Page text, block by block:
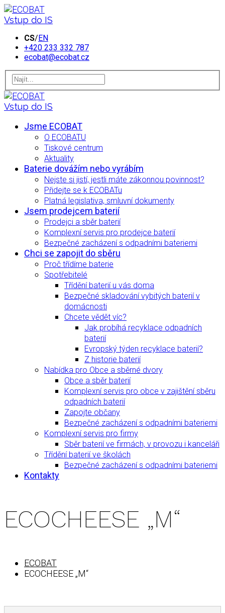
Vstup do IS
CS/EN
+420 233 332 787
ecobat@ecobat.cz
Vstup do IS
Jsme ECOBAT
O ECOBATU
Tiskové centrum
Aktuality
Baterie dovážím nebo vyrábím
Nejste si jistí, jestli máte zákonnou povinnost?
Přidejte se k ECOBATu
Platná legislativa, smluvní dokumenty
Jsem prodejcem baterií
Prodejci a sběr baterií
Komplexní servis pro prodejce baterií
Bezpečné zacházení s odpadními bateriemi
Chci se zapojit do sběru
Proč třídíme baterie
Spotřebitelé
Třídění baterií u vás doma
Bezpečné skladování vybitých baterií v
domácnosti
Chcete vědět víc?
Jak probíhá recyklace odpadních
baterií
Evropský týden recyklace baterií?
Z historie baterií
Nabídka pro Obce a sběrné dvory
Obce a sběr baterií
Komplexní servis pro obce v zajištění sběru
odpadních baterií
Zapojte občany
Bezpečné zacházení s odpadními bateriemi
Komplexní servis pro firmy
Sběr baterií ve firmách, v provozu i kanceláři
Třídění baterií ve školách
Bezpečné zacházení s odpadními bateriemi
Kontakty
ECOCHEESE „M“
ECOBAT
ECOCHEESE „M“